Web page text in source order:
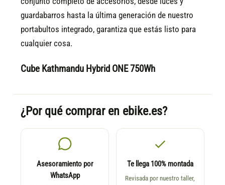
guardabarros hasta la última generación de nuestro
portabultos integrado, garantiza que estás listo para
cualquier cosa.
Cube Kathmandu Hybrid ONE 750Wh
¿Por qué comprar en ebike.es?
Asesoramiento por
WhatsApp
Te llega 100% montada
Revisada por nuestro taller,